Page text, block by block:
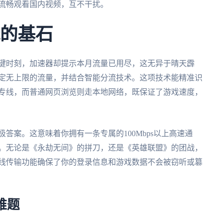
观看国内视频，互不干扰。
基石
时刻，加速器却提示本月流量已用尽，这无异于晴天霹
无上限的流量，并结合智能分流技术。这项技术能精准识
，而普通网页浏览则走本地网络，既保证了游戏速度，
案。这意味着你拥有一条专属的100Mbps以上高速通
论是《永劫无间》的拼刀，还是《英雄联盟》的团战，
传输功能确保了你的登录信息和游戏数据不会被窃听或篡
题